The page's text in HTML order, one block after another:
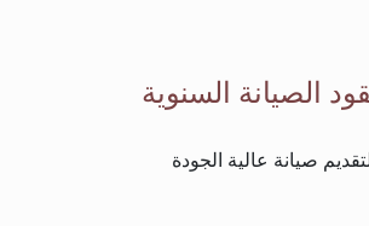
الصيانة السنوية
صيانة عالية الجودة